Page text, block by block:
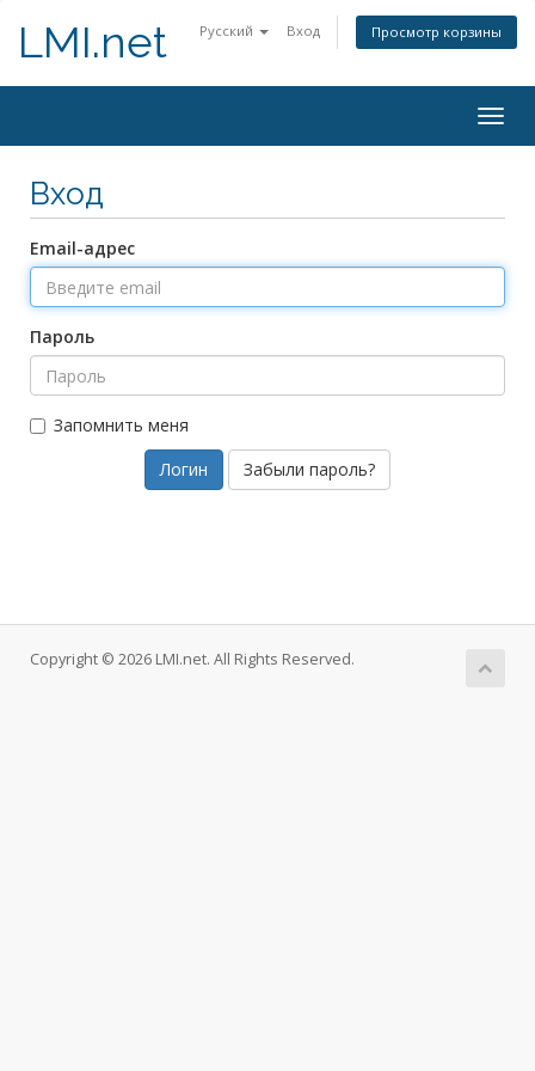
Русский Вход Просмотр корзины
LMI.net
Вход
Email-адрес
Пароль
Запомнить меня
Забыли пароль?
Copyright © 2026 LMI.net. All Rights Reserved.